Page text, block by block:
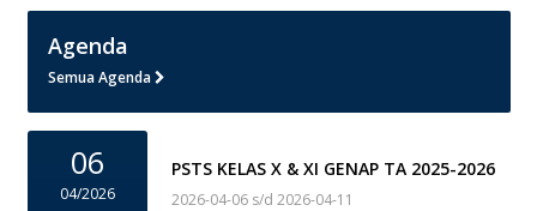
Agenda
Semua Agenda
06
04/2026
PSTS KELAS X & XI GENAP TA 2025-2026
2026-04-06 s/d 2026-04-11